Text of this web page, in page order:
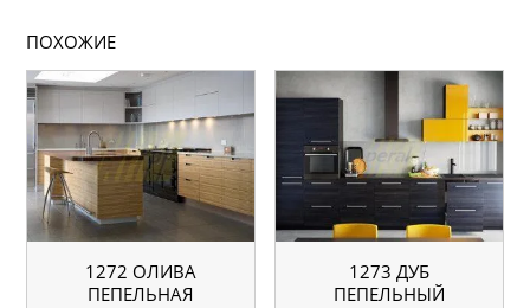
ПОХОЖИЕ
1272 ОЛИВА
ПЕПЕЛЬНАЯ
1273 ДУБ
ПЕПЕЛЬНЫЙ